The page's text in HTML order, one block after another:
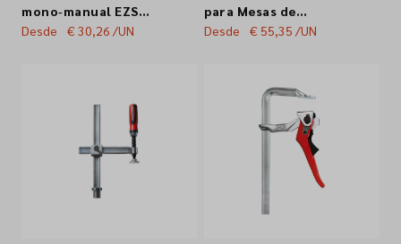
mono‑manual EZS
Bessey
Desde € 30,26 /UN
para Mesas de
Soldadura BESSEY
Desde € 55,35 /UN